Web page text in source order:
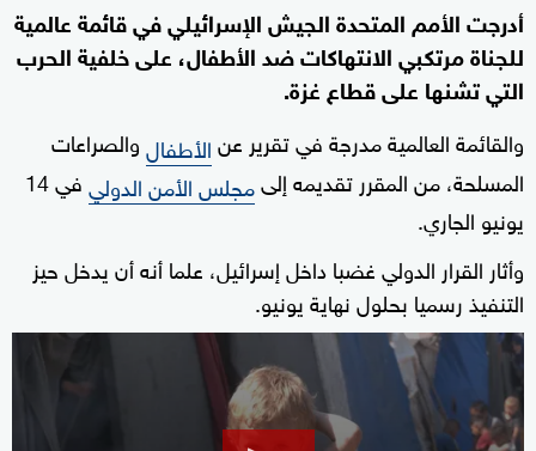
أدرجت الأمم المتحدة الجيش الإسرائيلي في قائمة عالمية
للجناة مرتكبي الانتهاكات ضد الأطفال، على خلفية الحرب
التي تشنها على قطاع غزة.
والقائمة العالمية مدرجة في تقرير عنالأطفالوالصراعات
المسلحة، من المقرر تقديمه إلىمجلس الأمن الدولي
في 14
يونيو الجاري.
وأثار القرار الدولي غضبا داخل إسرائيل، علما أنه أن يدخل حيز
التنفيذ رسميا بحلول نهاية يونيو.